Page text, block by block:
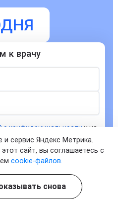
к врачу
о конфиденциальности и на
данных
и сервис Яндекс Метрика.
сайт, вы соглашаетесь с
cookie-файлов.
снова